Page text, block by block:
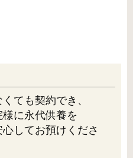
ても契約でき、
に永代供養を
してお預けくださ